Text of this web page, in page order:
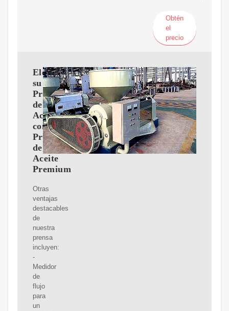
Obtén
el
precio
Eleve
su
Producción
de
Aceite
con
Prensas
de
Aceite
Premium
Otras
ventajas
destacables
de
nuestra
prensa
incluyen:
-
Medidor
de
flujo
para
un